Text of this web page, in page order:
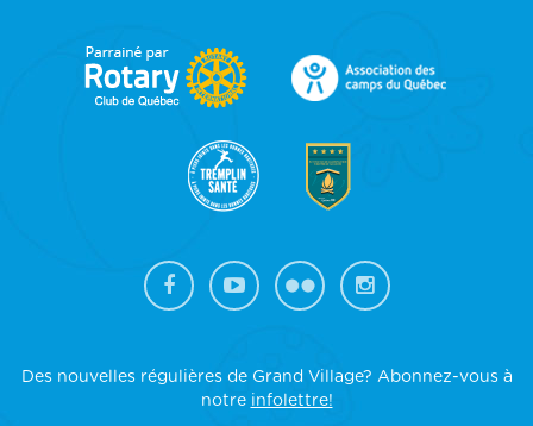
FOOTER
SIDEBAR
Des nouvelles régulières de Grand Village? Abonnez-vous à
notre infolettre!